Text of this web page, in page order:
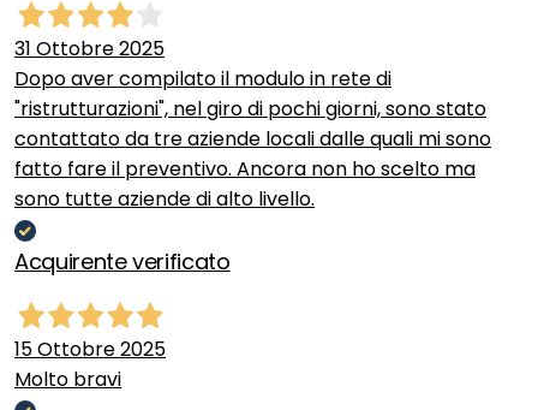
31 Ottobre 2025
Dopo aver compilato il modulo in rete di
"ristrutturazioni", nel giro di pochi giorni, sono stato
contattato da tre aziende locali dalle quali mi sono
fatto fare il preventivo. Ancora non ho scelto ma
sono tutte aziende di alto livello.
Acquirente verificato
15 Ottobre 2025
Molto bravi